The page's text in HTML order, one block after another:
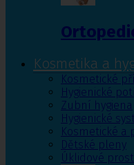
Kosmetika a
Kosmetické
Hygienické
Zubní hygiena
Hygienické
Kosmetické a
Dětské pleny
Úklidové